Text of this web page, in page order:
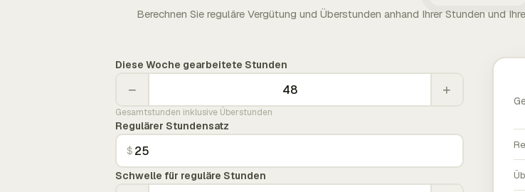
Berechnen Sie reguläre Vergütung und Überstunden anhand Ihrer Stunden und
Diese Woche gearbeitete Stunden
− +
Gesamtstunden inklusive Überstunden
Regulärer Stundensatz
$
Schwelle für reguläre Stunden